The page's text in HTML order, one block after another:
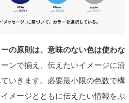
の原則は、意味のない色は使わな
ンで揃え、伝えたいイメージに沿
いきます。必要最小限の色数で構
メージとともに伝えたい情報をぶ